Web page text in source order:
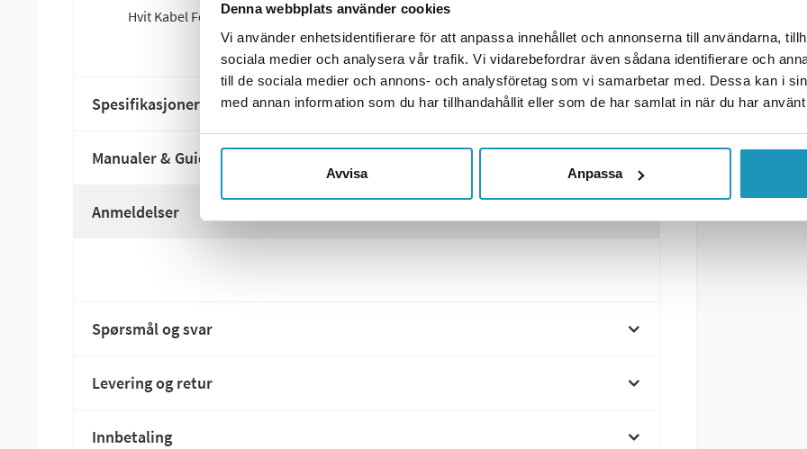
Denna webbplats använder cookies
Vi använder enhetsidentifierare för att anpassa innehållet och annonserna till användarna,
sociala medier och analysera vår trafik. Vi vidarebefordrar även sådana identifierare och
till de sociala medier och annons- och analysföretag som vi samarbetar med. Dessa kan i
med annan information som du har tillhandahållit eller som de har samlat in när du har
Avvisa Anpassa
Hvit Kabel For styrestrøm: Vinsjrelé styrestrømkabel OUT
Spesifikasjoner
Manualer & Guider
Anmeldelser
Spørsmål og svar
Levering og retur
Innbetaling